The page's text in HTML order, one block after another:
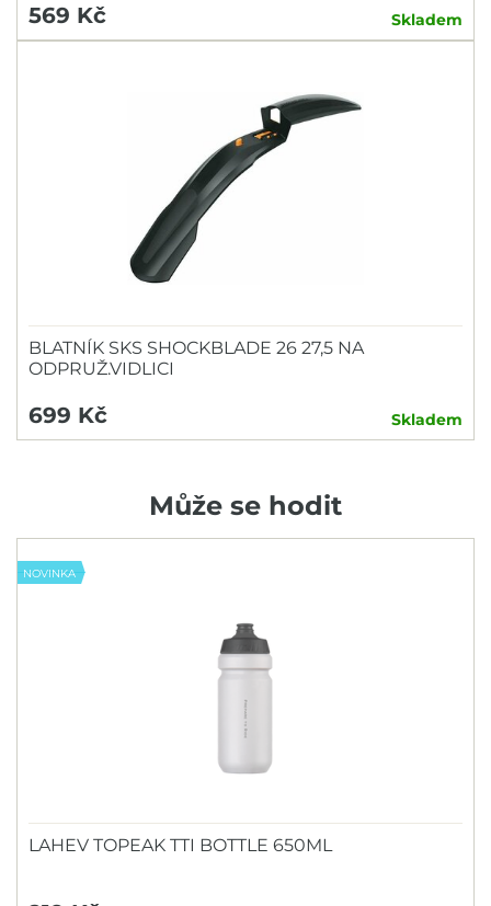
569 Kč Skladem
BLATNÍK SKS SHOCKBLADE 26 27,5 NA
ODPRUŽ.VIDLICI
699 Kč Skladem
Může se hodit
NOVINKA
LAHEV TOPEAK TTI BOTTLE 650ML